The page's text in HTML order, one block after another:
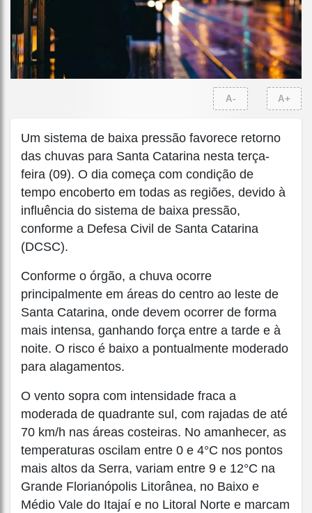
A- A+
Um sistema de baixa pressão favorece retorno
das chuvas para Santa Catarina nesta terça-
feira (09). O dia começa com condição de
tempo encoberto em todas as regiões, devido à
influência do sistema de baixa pressão,
conforme a Defesa Civil de Santa Catarina
(DCSC).
Conforme o órgão, a chuva ocorre
principalmente em áreas do centro ao leste de
Santa Catarina, onde devem ocorrer de forma
mais intensa, ganhando força entre a tarde e à
noite. O risco é baixo a pontualmente moderado
para alagamentos.
O vento sopra com intensidade fraca a
moderada de quadrante sul, com rajadas de até
70 km/h nas áreas costeiras. No amanhecer, as
temperaturas oscilam entre 0 e 4°C nos pontos
mais altos da Serra, variam entre 9 e 12°C na
Grande Florianópolis Litorânea, no Baixo e
Médio Vale do Itajaí e no Litoral Norte e marcam